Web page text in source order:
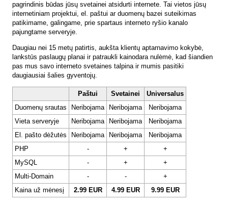
pagrindinis būdas jūsų svetainei atsidurti internete. Tai vietos jūsų
internetiniam projektui, el. paštui ar duomenų bazei suteikimas
patikimame, galingame, prie spartaus interneto ryšio kanalo
pajungtame serveryje.
Daugiau nei 15 metų patirtis, aukšta klientų aptarnavimo kokybė,
lankstūs paslaugų planai ir patraukli kainodara nulėmė, kad šiandien
pas mus savo interneto svetaines talpina ir mumis pasitiki
daugiausiai šalies gyventojų.
Paštui Svetainei
Universalus
Duomenų srautas
Neribojama Neribojama
Neribojama
Vieta serveryje
Neribojama Neribojama
Neribojama
El. pašto dėžutės
Neribojama Neribojama
Neribojama
PHP
- +
+
MySQL
- +
+
Multi-Domain
- -
+
Kaina už mėnesį
2.99 EUR 4.99 EUR 9.99 EUR